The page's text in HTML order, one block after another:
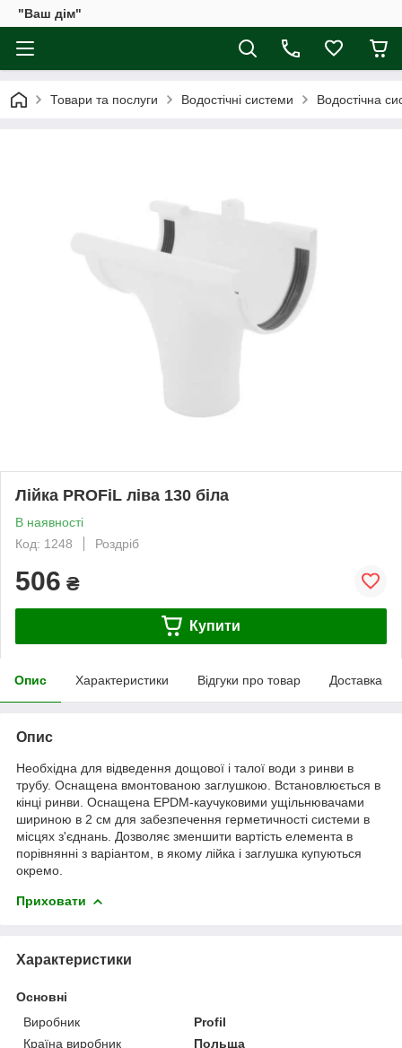
"Ваш дім"
Товари та послуги Водостічні системи Водостічна
Лійка PROFiL ліва 130 біла
В наявності
Код: 1248
Роздріб
506 ₴
Купити
Опис Характеристики Відгуки про товар Доставка
Опис
Необхідна для відведення дощової і талої води з ринви в
трубу. Оснащена вмонтованою заглушкою. Встановлюється в
кінці ринви. Оснащена EPDM-каучуковими ущільнювачами
шириною в 2 см для забезпечення герметичності системи в
місцях з'єднань. Дозволяє зменшити вартість елемента в
порівнянні з варіантом, в якому лійка і заглушка купуються
окремо.
Приховати
Характеристики
Основні
Виробник
Profil
Країна виробник
Польща